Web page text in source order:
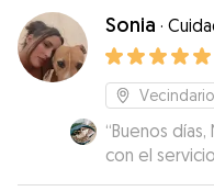
nota que
yo que te
Sonia ·
Vecindario
“Buenos
con el
por el cariño